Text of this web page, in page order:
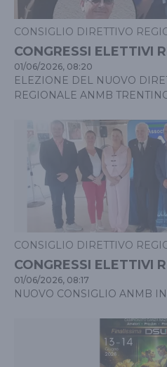
CONSIGLIO DIRETTIVO
CONGRESSI ELETTIVI
01/06/2026, 08:20
ELEZIONE DEL NUOVO
REGIONALE ANMB
CONSIGLIO DIRETTIVO
CONGRESSI ELETTIVI
01/06/2026, 08:17
NUOVO CONSIGLIO ANMB